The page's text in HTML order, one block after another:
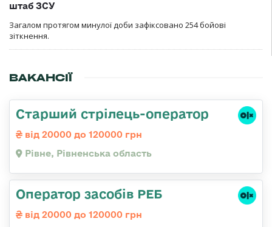
штаб ЗСУ
Загалом протягом минулої доби зафіксовано 254 бойові
зіткнення.
ВАКАНСІЇ
Старший стрілець-оператор
від 20000 до 120000 грн
Рівне, Рівненська область
Оператор засобів РЕБ
від 20000 до 120000 грн